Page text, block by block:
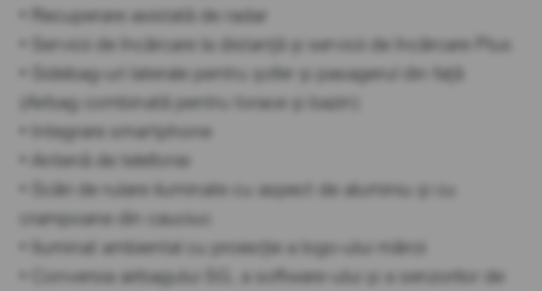
• Recuperare asistată de radar
• Servicii de încărcare la distanță și servicii de încărcare Plus
• Sidebag-uri laterale pentru șofer și pasagerul din față
(Airbag combinată pentru torace și bazin)
• Integrare smartphone
• Antenă de telefonie
• Scări de rulare iluminate cu aspect de aluminiu și cu
crampoane din cauciuc
• Iluminat ambiental cu proiecție a logo-ului mărcii
• Conversia airbagului SG, a software-ului și a senzorilor de